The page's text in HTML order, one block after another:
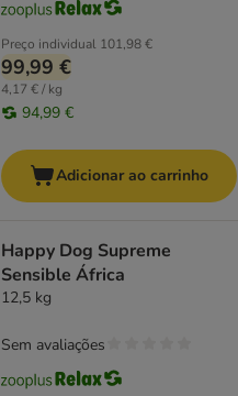
Preço individual 101,98 €
99,99 €
4,17 € / kg
94,99 €
Adicionar ao carrinho
Happy Dog Supreme
Sensible África
12,5 kg
Sem avaliações